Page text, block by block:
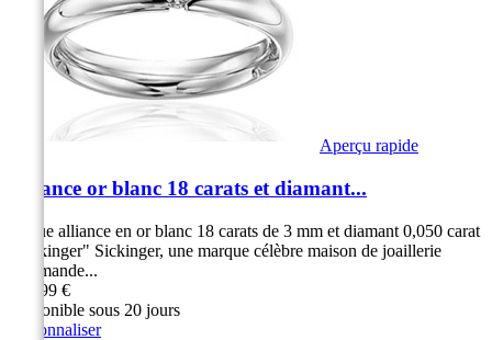
Aperçu rapide
Alliance or blanc 18 carats et diamant...
Bague alliance en or blanc 18 carats de 3 mm et diamant 0,050 carat
"Sickinger" Sickinger, une marque célèbre maison de joaillerie
Allemande...
949,99 €
Disponible sous 20 jours
Personnaliser